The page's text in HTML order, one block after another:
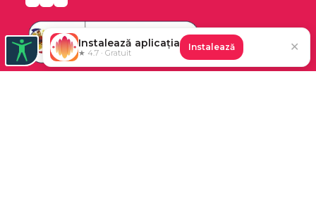
Instalează aplicația
★ 4.7 · Gratuit
Instalează ✕